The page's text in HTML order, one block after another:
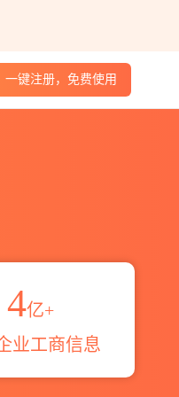
一键注册，免费使用
4亿+
业工商信息